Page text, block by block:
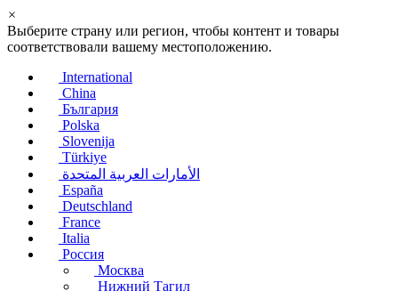
×
Выберите страну или регион, чтобы контент и товары
соответствовали вашему местоположению.
International
China
България
Polska
Slovenija
Türkiye
الأمارات العربية المتحدة
España
Deutschland
France
Italia
Россия
Москва
Нижний Тагил